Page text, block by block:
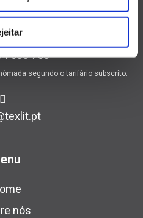
Portugal
500 750
segundo o tarifário subscrito.
nós